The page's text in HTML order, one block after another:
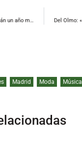
Los científicos tomarán un año más la noche linarense
Madrid Moda Música